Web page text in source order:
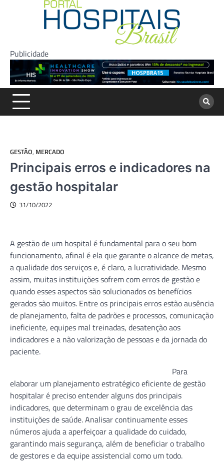
Publicidade
GESTÃO, MERCADO
Principais erros e indicadores na
gestão hospitalar
31/10/2022
A gestão de um hospital é fundamental para o seu bom
funcionamento, afinal é ela que garante o alcance de metas,
a qualidade dos serviços e, é claro, a lucratividade. Mesmo
assim, muitas instituições sofrem com erros de gestão e
quando esses aspectos são solucionados os benefícios
gerados são muitos. Entre os principais erros estão ausência
de planejamento, falta de padrões e processos, comunicação
ineficiente, equipes mal treinadas, desatenção aos
indicadores e a não valorização de pessoas e da jornada do
paciente.
Para
elaborar um planejamento estratégico eficiente de gestão
hospitalar é preciso entender alguns dos principais
indicadores, que determinam o grau de excelência das
instituições de saúde. Analisar continuamente esses
números ajuda a aperfeiçoar a qualidade do cuidado,
garantindo mais segurança, além de beneficiar o trabalho
de gestores e da equipe assistencial como um todo.